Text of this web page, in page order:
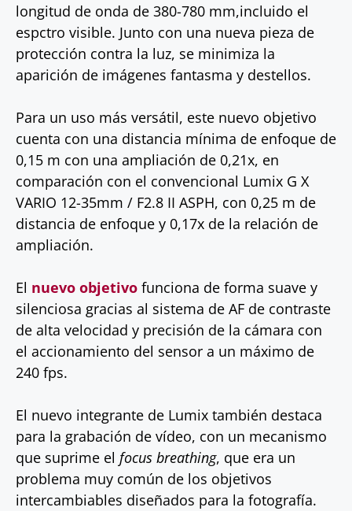
longitud de onda de 380-780 mm,incluido el
espctro visible. Junto con una nueva pieza de
protección contra la luz, se minimiza la
aparición de imágenes fantasma y destellos.
Para un uso más versátil, este nuevo objetivo
cuenta con una distancia mínima de enfoque de
0,15 m con una ampliación de 0,21x, en
comparación con el convencional Lumix G X
VARIO 12-35mm / F2.8 II ASPH, con 0,25 m de
distancia de enfoque y 0,17x de la relación de
ampliación.
El nuevo objetivo funciona de forma suave y
silenciosa gracias al sistema de AF de contraste
de alta velocidad y precisión de la cámara con
el accionamiento del sensor a un máximo de
240 fps.
El nuevo integrante de Lumix también destaca
para la grabación de vídeo, con un mecanismo
que suprime el focus breathing, que era un
problema muy común de los objetivos
intercambiables diseñados para la fotografía.